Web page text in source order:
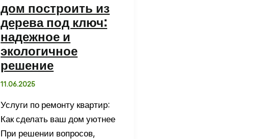
должен
попробовать
каждый
турист
дом построить из
дерева под ключ:
надежное и
экологичное
решение
11.06.2025
Услуги по ремонту квартир:
Как сделать ваш дом уютнее
При решении вопросов,